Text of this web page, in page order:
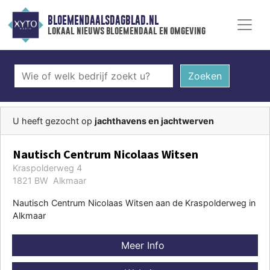
BLOEMENDAALSDAGBLAD.NL
lokaal nieuws bloemendaal en omgeving
Zoeken
U heeft gezocht op jachthavens en jachtwerven
Nautisch Centrum Nicolaas Witsen
Kraspolderweg 4
1821 BW Alkmaar
Nautisch Centrum Nicolaas Witsen aan de Kraspolderweg in
Alkmaar
Meer Info